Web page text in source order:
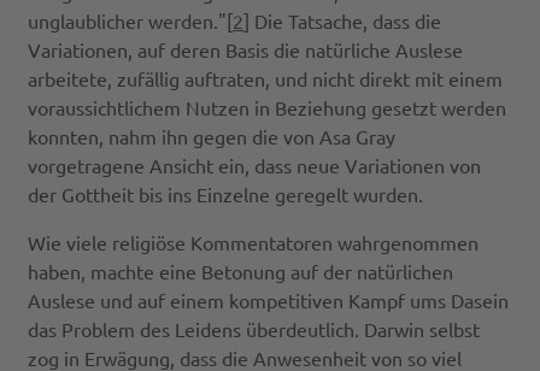
unglaublicher werden."[2] Die Tatsache, dass die
Variationen, auf deren Basis die natürliche Auslese
arbeitete, zufällig auftraten, und nicht direkt mit einem
voraussichtlichem Nutzen in Beziehung gesetzt werden
konnten, nahm ihn gegen die von Asa Gray
vorgetragene Ansicht ein, dass neue Variationen von
der Gottheit bis ins Einzelne geregelt wurden.
Wie viele religiöse Kommentatoren wahrgenommen
haben, machte eine Betonung auf der natürlichen
Auslese und auf einem kompetitiven Kampf ums Dasein
das Problem des Leidens überdeutlich. Darwin selbst
zog in Erwägung, dass die Anwesenheit von so viel